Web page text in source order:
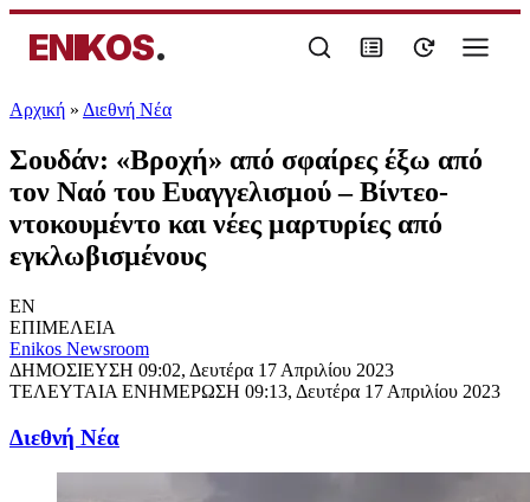
ENIKOS.
Αρχική » Διεθνή Νέα
Σουδάν: «Βροχή» από σφαίρες έξω από
τον Ναό του Ευαγγελισμού – Βίντεο-
ντοκουμέντο και νέες μαρτυρίες από
εγκλωβισμένους
EN
ΕΠΙΜΕΛΕΙΑ
Enikos Newsroom
ΔΗΜΟΣΙΕΥΣΗ 09:02, Δευτέρα 17 Απριλίου 2023
ΤΕΛΕΥΤΑΙΑ ΕΝΗΜΕΡΩΣΗ 09:13, Δευτέρα 17 Απριλίου 2023
Διεθνή Νέα